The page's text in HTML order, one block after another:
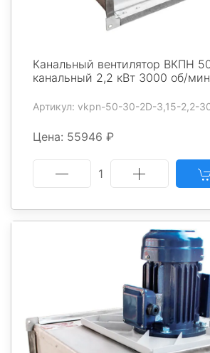
Канальный вентилятор ВКПН
канальный 2,2 кВт 3000 об/
Артикул: vkpn-50-30-2D-3,15-2,2-
Цена: 55946 ₽
1